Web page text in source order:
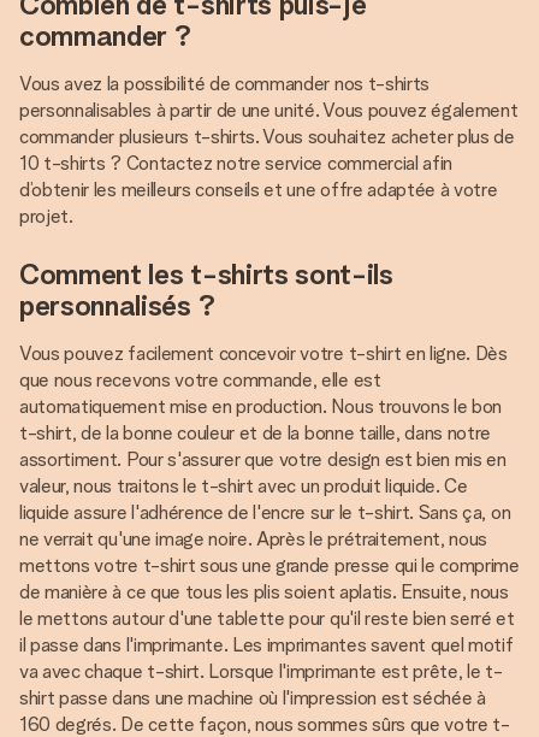
commander ?
Vous avez la possibilité de commander nos t-shirts
personnalisables à partir de une unité. Vous pouvez également
commander plusieurs t-shirts. Vous souhaitez acheter plus de
10 t-shirts ? Contactez notre service commercial afin
d’obtenir les meilleurs conseils et une offre adaptée à votre
projet.
Comment les t-shirts sont-ils
personnalisés ?
Vous pouvez facilement concevoir votre t-shirt en ligne. Dès
que nous recevons votre commande, elle est
automatiquement mise en production. Nous trouvons le bon
t-shirt, de la bonne couleur et de la bonne taille, dans notre
assortiment. Pour s'assurer que votre design est bien mis en
valeur, nous traitons le t-shirt avec un produit liquide. Ce
liquide assure l'adhérence de l'encre sur le t-shirt. Sans ça, on
ne verrait qu'une image noire. Après le prétraitement, nous
mettons votre t-shirt sous une grande presse qui le comprime
de manière à ce que tous les plis soient aplatis. Ensuite, nous
le mettons autour d'une tablette pour qu'il reste bien serré et
il passe dans l'imprimante. Les imprimantes savent quel motif
va avec chaque t-shirt. Lorsque l'imprimante est prête, le t-
shirt passe dans une machine où l'impression est séchée à
160 degrés. De cette façon, nous sommes sûrs que votre t-